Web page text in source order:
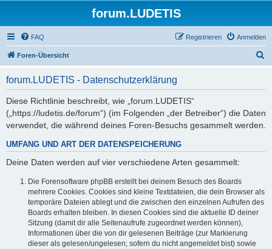
forum.LUDETIS
FAQ Anmelden
Registrieren
Foren-Übersicht
forum.LUDETIS - Datenschutzerklärung
Diese Richtlinie beschreibt, wie „forum.LUDETIS“
(„https://ludetis.de/forum“) (im Folgenden „der Betreiber“) die Daten
verwendet, die während deines Foren-Besuchs gesammelt werden.
UMFANG UND ART DER DATENSPEICHERUNG
Deine Daten werden auf vier verschiedene Arten gesammelt:
Die Forensoftware phpBB erstellt bei deinem Besuch des Boards
mehrere Cookies. Cookies sind kleine Textdateien, die dein Browser als
temporäre Dateien ablegt und die zwischen den einzelnen Aufrufen des
Boards erhalten bleiben. In diesen Cookies sind die aktuelle ID deiner
Sitzung (damit dir alle Seitenaufrufe zugeordnet werden können),
Informationen über die von dir gelesenen Beiträge (zur Markierung
dieser als gelesen/ungelesen; sofern du nicht angemeldet bist) sowie